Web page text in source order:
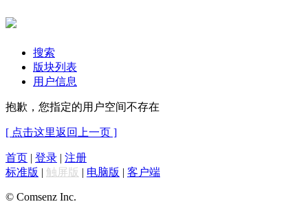
搜索
版块列表
用户信息
抱歉，您指定的用户空间不存在
[ 点击这里返回上一页 ]
首页 | 登录 | 注册
标准版 | 触屏版 | 电脑版 | 客户端
© Comsenz Inc.